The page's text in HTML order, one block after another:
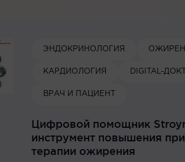
ЭНДОКРИНОЛОГИЯ
КАРДИОЛОГИЯ DIGITAL-
ВРАЧ И ПАЦИЕНТ
Цифровой помощник
инструмент повышения
терапии ожирения